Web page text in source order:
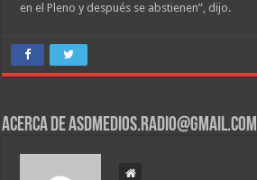
en el Pleno y después se abstienen”, dijo.
Acerca de asdmedios.radio@gmail.com